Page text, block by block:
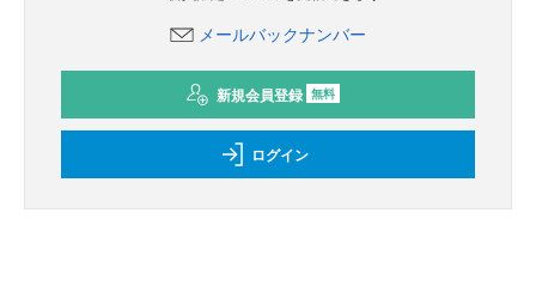
メールバックナンバー
新規会員登録 無料
ログイン